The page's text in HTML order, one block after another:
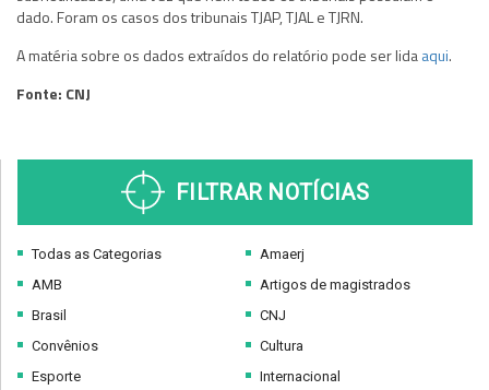
dado. Foram os casos dos tribunais TJAP, TJAL e TJRN.
A matéria sobre os dados extraídos do relatório pode ser lidaaqui.
Fonte: CNJ
FILTRAR NOTÍCIAS
Todas as Categorias
AMB
Brasil
Convênios
Esporte
Amaerj
Artigos de magistrados
CNJ
Cultura
Internacional